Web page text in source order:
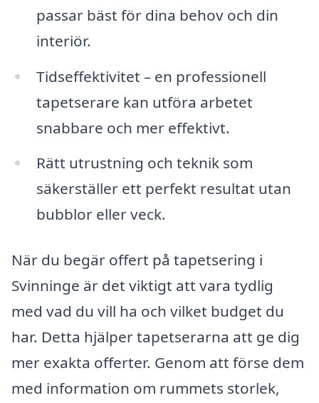
passar bäst för dina behov och din
interiör.
Tidseffektivitet – en professionell
tapetserare kan utföra arbetet
snabbare och mer effektivt.
Rätt utrustning och teknik som
säkerställer ett perfekt resultat utan
bubblor eller veck.
När du begär offert på tapetsering i
Svinninge är det viktigt att vara tydlig
med vad du vill ha och vilket budget du
har. Detta hjälper tapetserarna att ge dig
mer exakta offerter. Genom att förse dem
med information om rummets storlek,